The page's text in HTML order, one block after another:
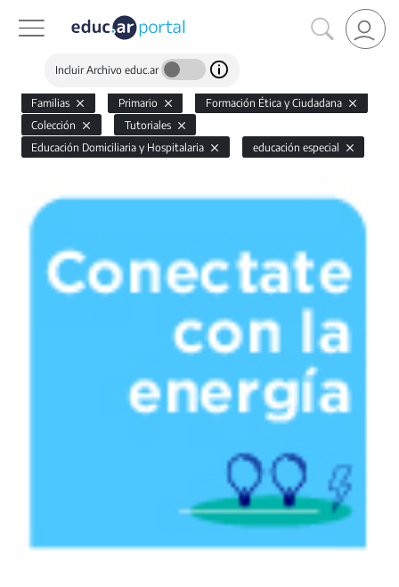
Incluir Archivo educ.ar
Familias Primario
Formación Ética y Ciudadana
Colección
Tutoriales
Educación Domiciliaria y Hospitalaria
educación especial